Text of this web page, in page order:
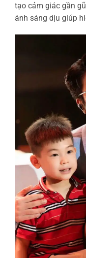
tạo cảm giác gần
ánh sáng dịu giúp